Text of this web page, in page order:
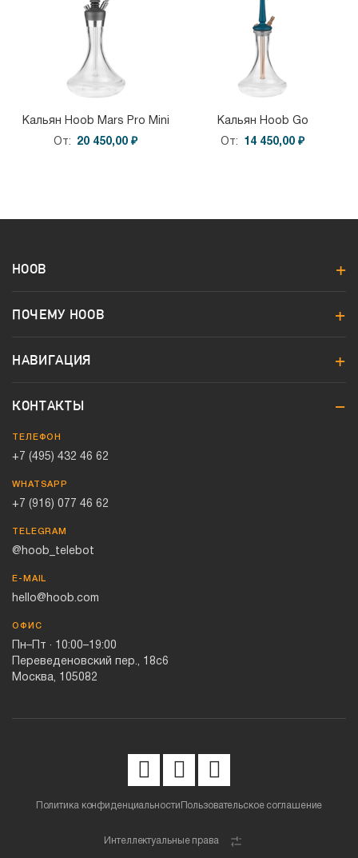
Кальян Hoob Mars Pro Mini
От
20 450,00 ₽
Кальян Hoob Go
От
14 450,00 ₽
HOOB
ПОЧЕМУ HOOB
НАВИГАЦИЯ
КОНТАКТЫ
ТЕЛЕФОН
+7 (495) 432 46 62
WHATSAPP
+7 (916) 077 46 62
TELEGRAM
@hoob_telebot
E-MAIL
hello@hoob.com
ОФИС
Пн–Пт · 10:00–19:00
Переведеновский пер., 18с6
Москва, 105082
Политика конфиденциальности Пользовательское соглашение
Интеллектуальные права